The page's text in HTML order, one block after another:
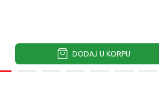
DODAJ U KORPU